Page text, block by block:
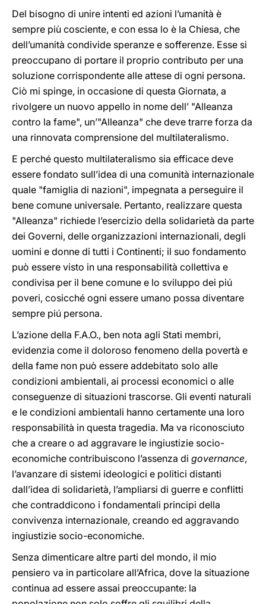
Del bisogno di unire intenti ed azioni l’umanità è
sempre più cosciente, e con essa lo è la Chiesa, che
dell’umanità condivide speranze e sofferenze. Esse si
preoccupano di portare il proprio contributo per una
soluzione corrispondente alle attese di ogni persona.
Ciò mi spinge, in occasione di questa Giornata, a
rivolgere un nuovo appello in nome dell’ "Alleanza
contro la fame", un’"Alleanza" che deve trarre forza da
una rinnovata comprensione del multilateralismo.
E perché questo multilateralismo sia efficace deve
essere fondato sull’idea di una comunità internazionale
quale "famiglia di nazioni", impegnata a perseguire il
bene comune universale. Pertanto, realizzare questa
"Alleanza" richiede l’esercizio della solidarietà da parte
dei Governi, delle organizzazioni internazionali, degli
uomini e donne di tutti i Continenti; il suo fondamento
può essere visto in una responsabilità collettiva e
condivisa per il bene comune e lo sviluppo dei piú
poveri, cosicché ogni essere umano possa diventare
sempre piú persona.
L’azione della F.A.O., ben nota agli Stati membri,
evidenzia come il doloroso fenomeno della povertà e
della fame non può essere addebitato solo alle
condizioni ambientali, ai processi economici o alle
conseguenze di situazioni trascorse. Gli eventi naturali
e le condizioni ambientali hanno certamente una loro
responsabilità in questa tragedia. Ma va riconosciuto
che a creare o ad aggravare le ingiustizie socio-
economiche contribuiscono l’assenza di governance,
l’avanzare di sistemi ideologici e politici distanti
dall’idea di solidarietà, l’ampliarsi di guerre e conflitti
che contraddicono i fondamentali principi della
convivenza internazionale, creando ed aggravando
ingiustizie socio-economiche.
Senza dimenticare altre parti del mondo, il mio
pensiero va in particolare all’Africa, dove la situazione
continua ad essere assai preoccupante: la